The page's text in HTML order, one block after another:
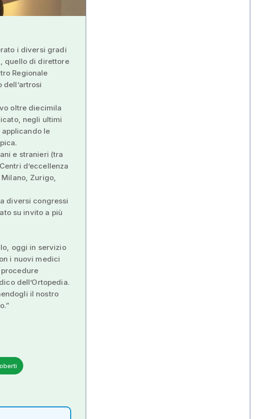
i diversi gradi
quello di direttore
Regionale
oltre diecimila
negli ultimi
le
e stranieri (tra
d’eccellenza
Zurigo,
diversi congressi
su invito a più
oggi in servizio
i nuovi medici
dell’Ortopedia.
il nostro